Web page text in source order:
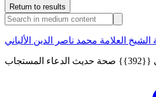
Return to results
الشيخ العلامة محمد ناصر الدين الألباني
المستجاب